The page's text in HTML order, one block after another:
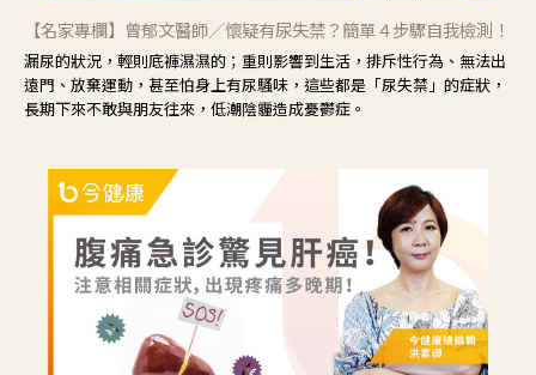
【名家專欄】曾郁文醫師／懷疑有尿失禁？簡單４步驟自我檢測！
漏尿的狀況，輕則底褲濕濕的；重則影響到生活，排斥性行為、無法出
遠門、放棄運動，甚至怕身上有尿騷味，這些都是「尿失禁」的症狀，
長期下來不敢與朋友往來，低潮陰霾造成憂鬱症。